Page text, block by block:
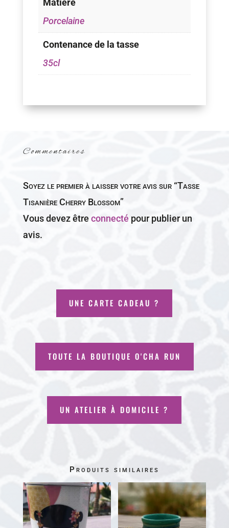
Porcelaine
Contenance de la tasse
35cl
Commentaires
Soyez le premier à laisser votre avis sur “Tasse
Tisanière Cherry Blossom”
Vous devez êtreconnecté pour publier un
avis.
UNE CARTE CADEAU ?
TOUTE LA BOUTIQUE O'CHA RUN
UN ATELIER À DOMICILE ?
Produits similaires